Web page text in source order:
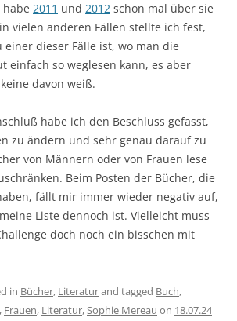
2011 und 2012 schon mal über sie
vielen anderen Fällen stellte ich fest,
einer dieser Fälle ist, wo man die
einfach so weglesen kann, es aber
davon weiß.
habe ich den Beschluss gefasst,
zu ändern und sehr genau darauf zu
von Männern oder von Frauen lese
Beim Posten der Bücher, die
fällt mir immer wieder negativ auf,
Liste dennoch ist. Vielleicht muss
doch noch ein bisschen mit
in Bücher, Literaturand tagged Buch,
, Frauen, Literatur,Sophie Mereau on 18.07.24